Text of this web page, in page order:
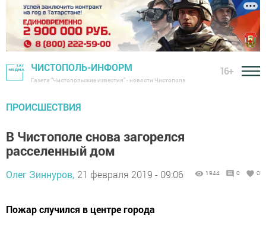
ЧИСТОПОЛЬ-ИНФОРМ
Газета "Чистопольские известия" - новости Чистополя
16+
ПРОИСШЕСТВИЯ
В Чистополе снова загорелся
расселенный дом
Олег Зиннуров, 21 февраля 2019 - 09:06 1944 0 0
Пожар случился в центре города